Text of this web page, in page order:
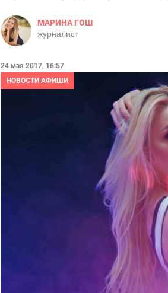
МАРИНА ГОШ
журналист
24 мая 2017, 16:57
НОВОСТИ АФИШИ